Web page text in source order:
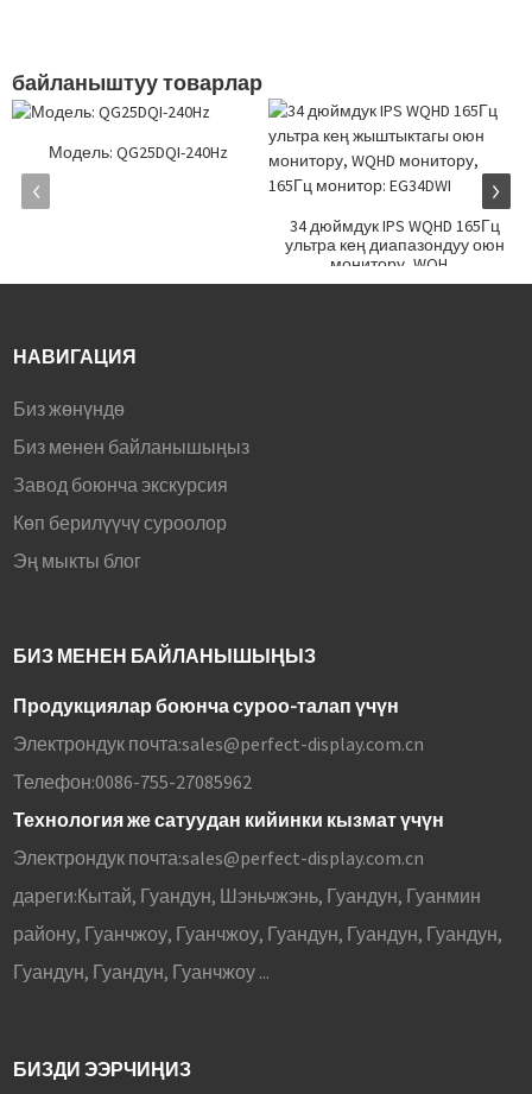
байланыштуу товарлар
Модель: QG25DQI-240Hz
34 дюймдук IPS WQHD 165Гц
ультра кең диапазондуу оюн
монитору, WQH...
НАВИГАЦИЯ
Биз жөнүндө
Биз менен байланышыңыз
Завод боюнча экскурсия
Көп берилүүчү суроолор
Эң мыкты блог
БИЗ МЕНЕН БАЙЛАНЫШЫҢЫЗ
Продукциялар боюнча суроо-талап үчүн
Электрондук почта:sales@perfect-display.com.cn
Телефон:0086-755-27085962
Технология же сатуудан кийинки кызмат үчүн
Электрондук почта:sales@perfect-display.com.cn
дареги:Кытай, Гуандун, Шэньчжэнь, Гуандун, Гуанмин
району, Гуанчжоу, Гуанчжоу, Гуандун, Гуандун, Гуандун,
Гуандун, Гуандун, Гуанчжоу ...
БИЗДИ ЭЭРЧИҢИЗ